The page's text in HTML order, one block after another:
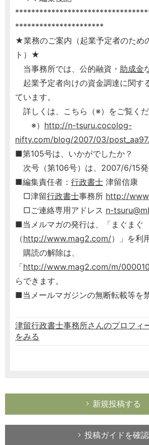
**********************
★業務のご案内（起業予定者のため
ト）★
当事務所では、公的融資・ 助成金
起業予定者向けの資金調達に関す
ています。
詳しくは、こちら（※）をご覧くだ
※） http://n-tsuru.cocolog-
nifty.com/blog/2007/03/
■第105号は、いかがでしたか？
次号（第106号）は、2007/6/15発
■編集責任者： 行政書士 津留信康
□津留行政書士事務所 http://
□ご連絡専用アドレス n-
■当メルマガの発行は、「まぐまぐ
（http://www.mag2.com/）」を利
購読の解除は、
「http://www.mag2.com/m/
らできます。
■当メールマガジンの無断転載等を
津留行政書士事務所さんのプロフィ
をみる
新規投稿する
投稿ガイドを確認